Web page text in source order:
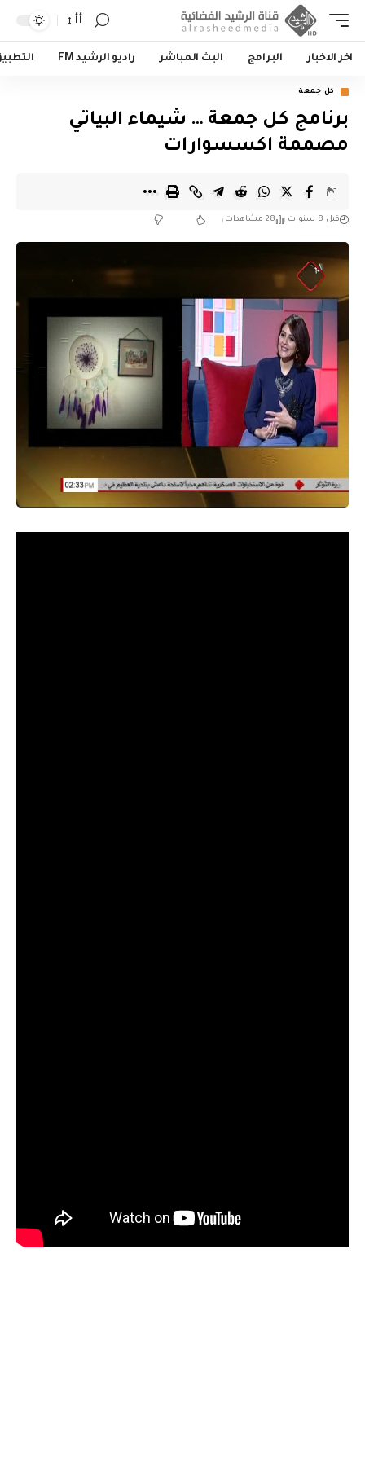
أأ
اخر الاخبار البرامج البث المباشر راديو الرشيد FM
كل جمعة
برنامج كل جمعة … شيماء البياتي
مصممة اكسسوارات
قبل 8 سنوات 28 مشاهدات